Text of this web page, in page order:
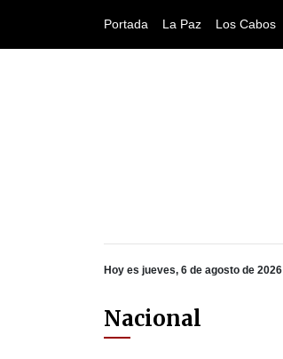
Portada La Paz Los Cabos
Hoy es jueves, 6 de agosto de 2026
Nacional